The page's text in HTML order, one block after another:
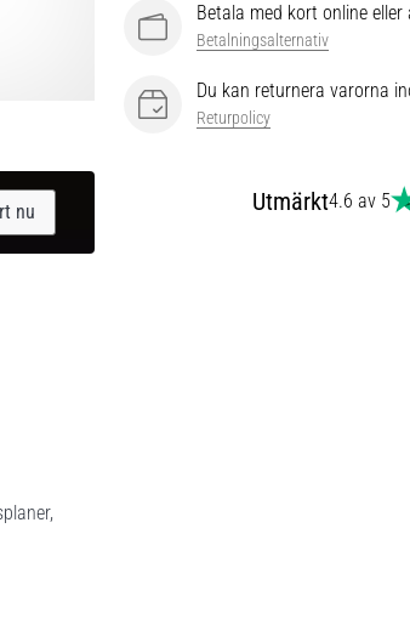
Betala med kort online
Betalningsalternativ
Du kan returnera varorna
Returpolicy
Utmärkt4.6 av 5
nu